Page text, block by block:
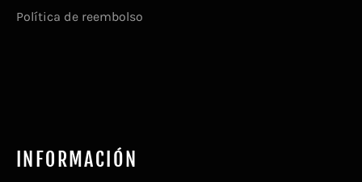
Política de reembolso
INFORMACIÓN